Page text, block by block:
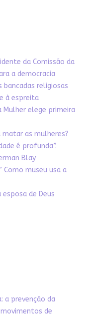
da Comissão da
a democracia
bancadas religiosas
à espreita
Mulher elege primeira
matar as mulheres?
é profunda”.
Blay
Como museu usa a
esposa de Deus
a prevenção da
de